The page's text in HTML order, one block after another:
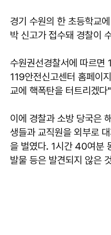
경기 수원의 한 초등학교
박 신고가 접수돼 경찰이
수원권선경찰서에 따르면
119안전신고센터 홈페이
교에 핵폭탄을 터트리겠
이에 경찰과 소방 당국은
생들과 교직원을 외부로
을 벌였다. 1시간 40여분
발물 등은 발견되지 않은